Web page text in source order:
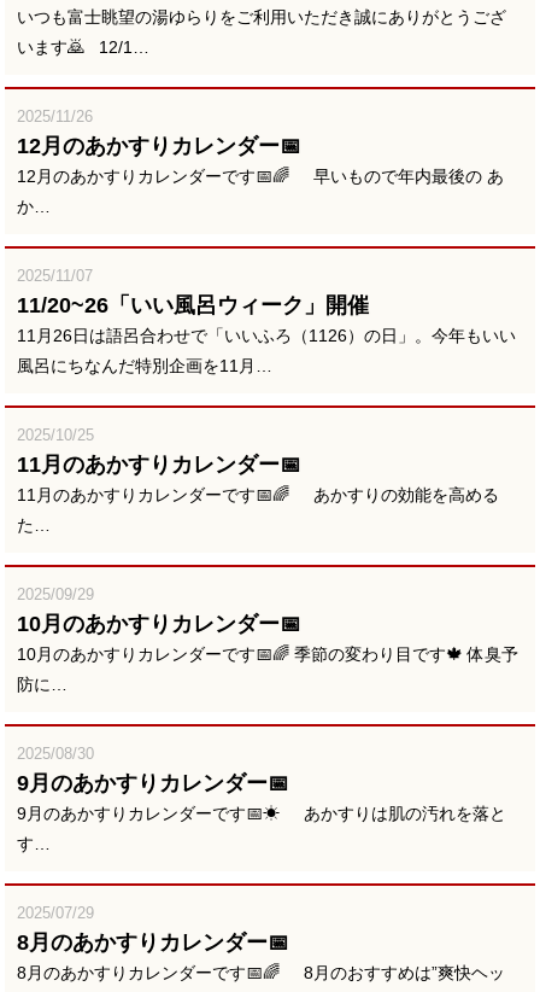
いつも富士眺望の湯ゆらりをご利用いただき誠にありがとうござ
います🙇 12/1…
2025/11/26
12月のあかすりカレンダー📅
12月のあかすりカレンダーです📅🌈 早いもので年内最後の あ
か…
2025/11/07
11/20~26「いい風呂ウィーク」開催
11月26日は語呂合わせで「いいふろ（1126）の日」。今年もいい
風呂にちなんだ特別企画を11月…
2025/10/25
11月のあかすりカレンダー📅
11月のあかすりカレンダーです📅🌈 あかすりの効能を高める
た…
2025/09/29
10月のあかすりカレンダー📅
10月のあかすりカレンダーです📅🌈 季節の変わり目です🍁 体臭予
防に…
2025/08/30
9月のあかすりカレンダー📅
9月のあかすりカレンダーです📅☀ あかすりは肌の汚れを落と
す…
2025/07/29
8月のあかすりカレンダー📅
8月のあかすりカレンダーです📅🌈 8月のおすすめは”爽快ヘッ